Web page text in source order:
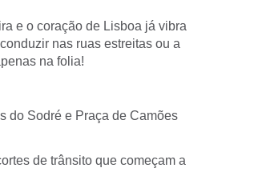
e o coração de Lisboa já vibra
nas ruas estreitas ou a
na folia!
do Sodré e Praça de Camões
de trânsito que começam a